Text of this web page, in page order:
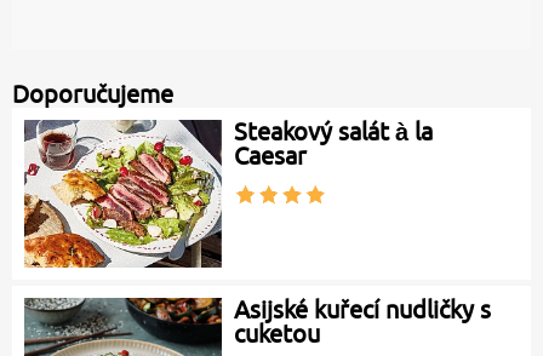
Doporučujeme
Steakový salát à la
Caesar
Asijské kuřecí nudličky s
cuketou